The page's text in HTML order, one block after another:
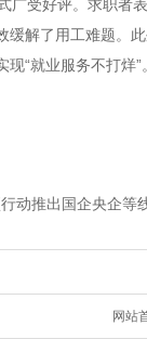
广受好评。求职者
解了用工难题。
“就业服务不打烊”。
推出国企央企等线上
网站